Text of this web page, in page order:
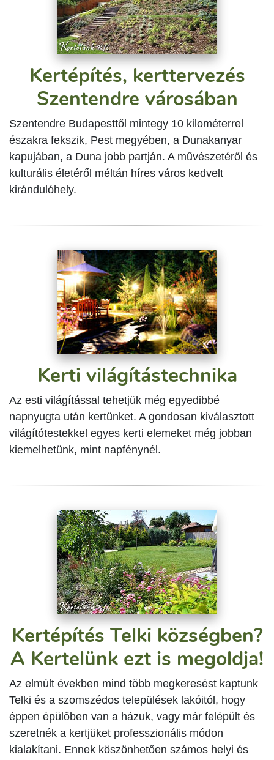
Kertépítés, kerttervezés
Szentendre városában
Szentendre Budapesttől mintegy 10 kilométerrel
északra fekszik, Pest megyében, a Dunakanyar
kapujában, a Duna jobb partján. A művészetéről és
kulturális életéről méltán híres város kedvelt
kirándulóhely.
Kerti világítástechnika
Az esti világítással tehetjük még egyedibbé
napnyugta után kertünket. A gondosan kiválasztott
világítótestekkel egyes kerti elemeket még jobban
kiemelhetünk, mint napfénynél.
Kertépítés Telki községben?
A Kertelünk ezt is megoldja!
Az elmúlt években mind több megkeresést kaptunk
Telki és a szomszédos települések lakóitól, hogy
éppen épülőben van a házuk, vagy már felépült és
szeretnék a kertjüket professzionális módon
kialakítani. Ennek köszönhetően számos helyi és